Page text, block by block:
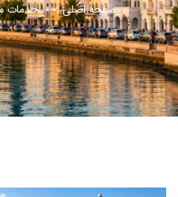
صفحه اصلی خدمات